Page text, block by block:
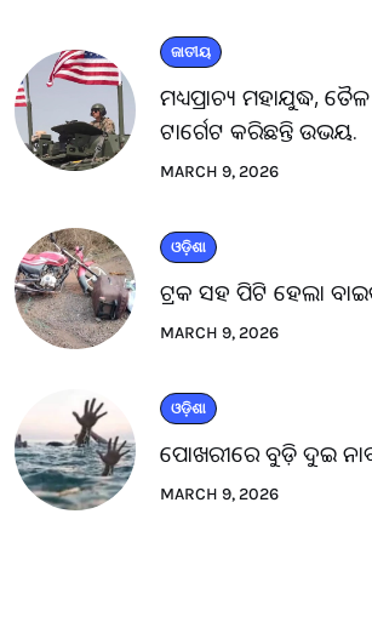
ଜାତୀୟ
ମଧ୍ୟପ୍ରାଚ୍ୟ ମହାଯୁଦ୍ଧ,
ଟାର୍ଗେଟ କରିଛନ୍ତି ଉଭୟ.
MARCH 9, 2026
ଓଡ଼ିଶା
ଟ୍ରକ ସହ ପିଟି ହେଲା
MARCH 9, 2026
ଓଡ଼ିଶା
ପୋଖରୀରେ ବୁଡ଼ି ଦୁଇ
MARCH 9, 2026